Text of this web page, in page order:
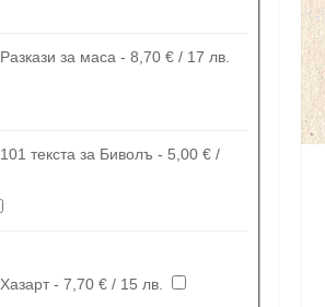
Разкази за маса - 8,70 € / 17 лв.
101 текста за Биволъ - 5,00 € /
Хазарт - 7,70 € / 15 лв.